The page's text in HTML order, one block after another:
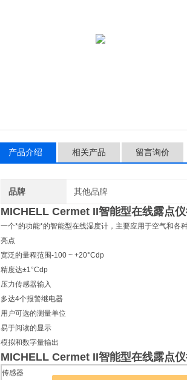
产品介绍 相关产品 留言询价
品牌 其他品牌
MICHELL Cermet II智能型在线露点
一个*的功能*的智能型在线湿度计，主要应用于空气和各
亮点
宽泛的量程范围-100 ~ +20°Cdp
精度达±1°Cdp
压力传感器输入
多达4个报警继电器
用户可选的测量单位
易于阅读的显示
模拟和数字量输出
MICHELL Cermet II智能型在线露点
传感器